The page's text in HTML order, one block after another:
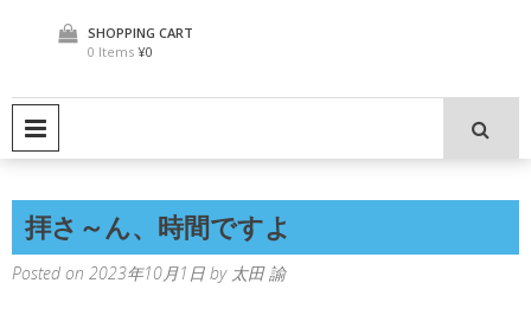
SHOPPING CART
0 Items ¥0
拝さ～ん、時間ですよ
Posted on 2023年10月1日 by 太田 諭